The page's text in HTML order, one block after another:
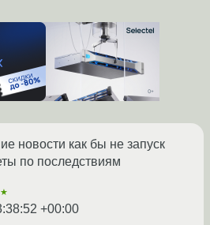
новости как бы не запуск
по последствиям
+00:00